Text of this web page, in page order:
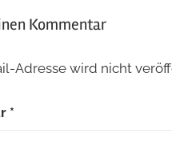
Kommentar
Adresse wird nicht
*